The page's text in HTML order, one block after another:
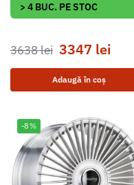
> 4 BUC. PE STOC
3638lei 3347 lei
Adaugă în coș
-8%